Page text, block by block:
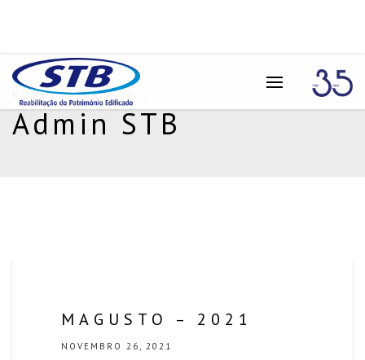
PUBLICADO POR :
Admin STB
MAGUSTO – 2021
NOVEMBRO 26, 2021